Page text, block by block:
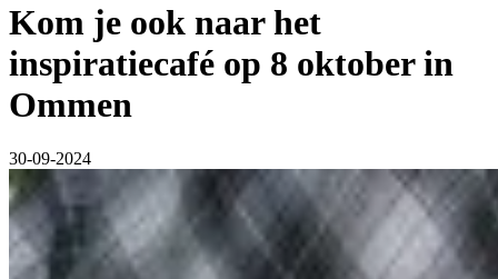
Kom je ook naar het
inspiratiecafé op 8 oktober in
Ommen
30-09-2024